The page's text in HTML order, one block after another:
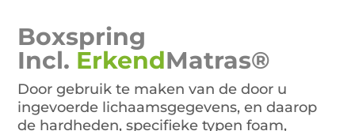
Boxspring
Incl. ErkendMatras®
Door gebruik te maken van de door u
ingevoerde lichaamsgegevens, en daarop
de hardheden, specifieke typen foam,